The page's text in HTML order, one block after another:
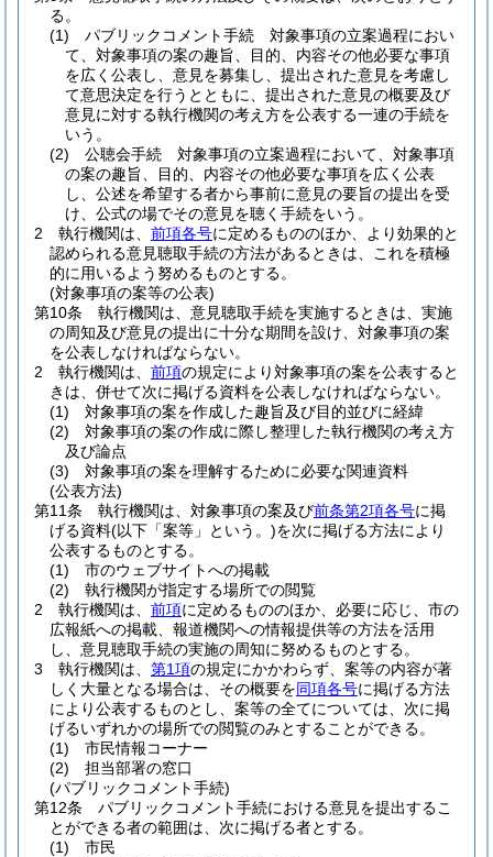
る。
(1)
パブリックコメント手続 対象事項の立案過程におい
て、対象事項の案の趣旨、目的、内容その他必要な事項
を広く公表し、意見を募集し、提出された意見を考慮し
て意思決定を行うとともに、提出された意見の概要及び
意見に対する執行機関の考え方を公表する一連の手続を
いう。
(2)
公聴会手続 対象事項の立案過程において、対象事項
の案の趣旨、目的、内容その他必要な事項を広く公表
し、公述を希望する者から事前に意見の要旨の提出を受
け、公式の場でその意見を聴く手続をいう。
2
執行機関は、 前項各号に定めるもののほか、より効果的と
認められる意見聴取手続の方法があるときは、これを積極
的に用いるよう努めるものとする。
(対象事項の案等の公表)
第10条
執行機関は、意見聴取手続を実施するときは、実施
の周知及び意見の提出に十分な期間を設け、対象事項の案
を公表しなければならない。
2
執行機関は、 前項の規定により対象事項の案を公表すると
きは、併せて次に掲げる資料を公表しなければならない。
(1)
対象事項の案を作成した趣旨及び目的並びに経緯
(2)
対象事項の案の作成に際し整理した執行機関の考え方
及び論点
(3)
対象事項の案を理解するために必要な関連資料
(公表方法)
第11条
執行機関は、対象事項の案及び前条第2項各号に掲
げる資料(以下「案等」という。)を次に掲げる方法により
公表するものとする。
(1)
市のウェブサイトへの掲載
(2)
執行機関が指定する場所での閲覧
2
執行機関は、 前項に定めるもののほか、必要に応じ、市の
広報紙への掲載、報道機関への情報提供等の方法を活用
し、意見聴取手続の実施の周知に努めるものとする。
3
執行機関は、 第1項の規定にかかわらず、案等の内容が著
しく大量となる場合は、その概要を同項各号に掲げる方法
により公表するものとし、案等の全てについては、次に掲
げるいずれかの場所での閲覧のみとすることができる。
(1)
市民情報コーナー
(2)
担当部署の窓口
(パブリックコメント手続)
第12条
パブリックコメント手続における意見を提出するこ
とができる者の範囲は、次に掲げる者とする。
(1)
市民